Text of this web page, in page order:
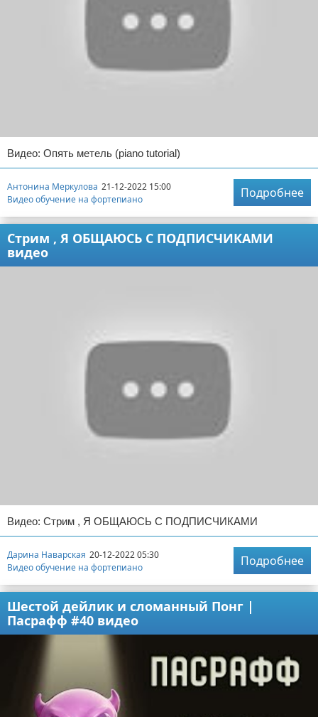
Видео: Опять метель (piano tutorial)
Антонина Меркулова 21-12-2022 15:00
Видео обучение на фортепиано
Подробнее
Стрим , Я ОБЩАЮСЬ С ПОДПИСЧИКАМИ
видео
Видео: Стрим , Я ОБЩАЮСЬ С ПОДПИСЧИКАМИ
Дарина Наварская 20-12-2022 05:30
Видео обучение на фортепиано
Подробнее
Шестой дейлик и сломанный Понг |
Пасрафф #40 видео